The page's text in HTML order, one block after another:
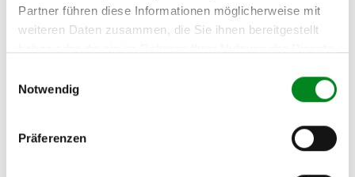
Partner führen diese Informationen möglicherweise mit
weiteren Daten zusammen, die Sie ihnen bereitgestellt
Notwendig
Präferenzen
Hersteller/EU Verantwortliche
Unternehmensname:
Adresse:
Am Wasserturm 55, Coesfeld, NRW, 48653, DE